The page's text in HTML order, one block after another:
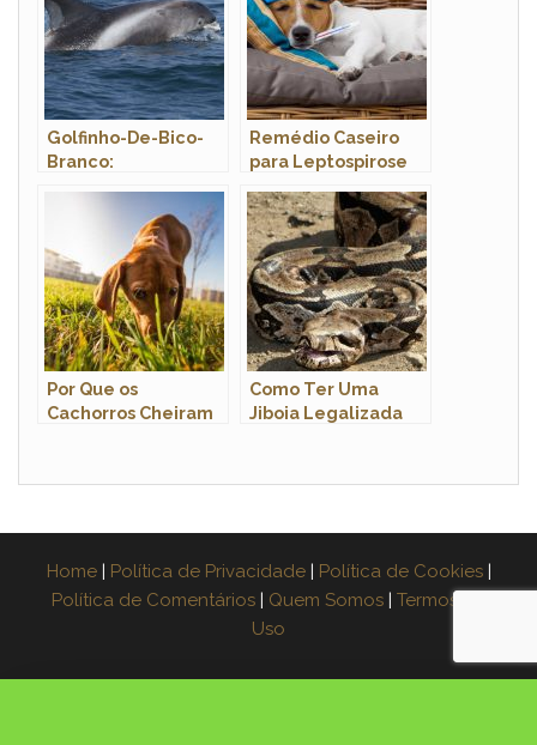
Golfinho-De-Bico-
Branco:
Nome Científico E
Remédio Caseiro
para Leptospirose
Funciona?
Por Que os
Cachorros Cheiram
Como Ter Uma
Jiboia Legalizada
Home | Política de Privacidade | Política de Cookies |
Política de Comentários | Quem Somos | Termos de
Uso